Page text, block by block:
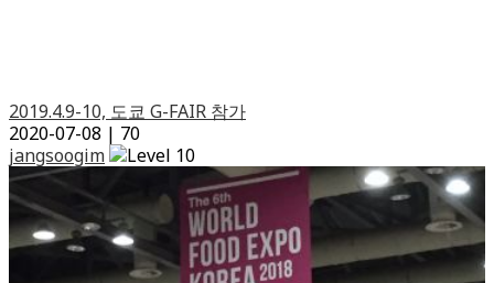
2019.4.9-10, 도쿄 G-FAIR 참가
2020-07-08 | 70
jangsoogim